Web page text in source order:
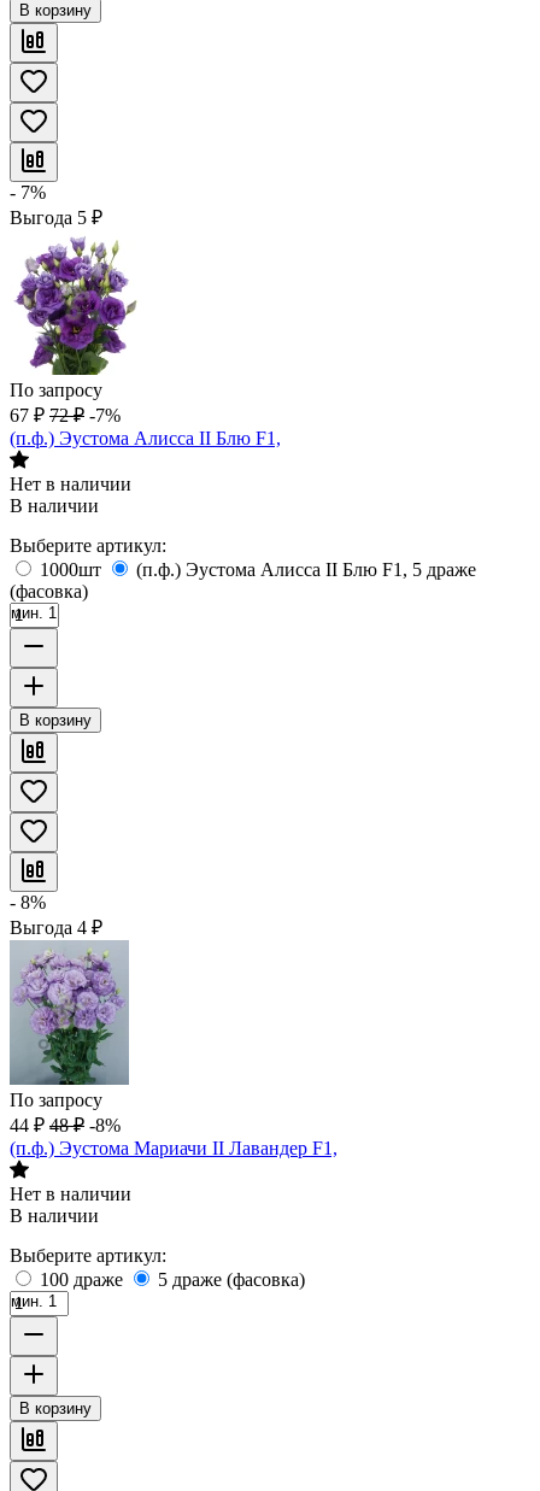
В корзину
- 7%
Выгода 5 ₽
По запросу
67 ₽ 72 ₽ -7%
(п.ф.) Эустома Алисса II Блю F1,
Нет в наличии
В наличии
Выберите артикул:
1000шт
(п.ф.) Эустома Алисса II Блю F1, 5 драже
(фасовка)
мин. 1
В корзину
- 8%
Выгода 4 ₽
По запросу
44 ₽ 48 ₽ -8%
(п.ф.) Эустома Мариачи II Лавандер F1,
Нет в наличии
В наличии
Выберите артикул:
100 драже
5 драже (фасовка)
мин. 1
В корзину